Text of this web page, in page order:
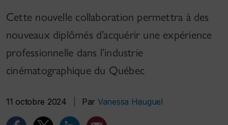
Cette nouvelle collaboration permettra à des
nouveaux diplômés d’acquérir une expérience
professionnelle dans l’industrie
cinématographique du Québec
11 octobre 2024 Par Vanessa Hauguel